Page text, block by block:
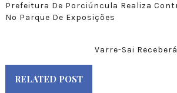
Prefeitura De Porciúncula Realiza
No Parque De Exposições
Varre-Sai
RELATED POST